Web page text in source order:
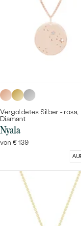
Vergoldetes Silber - rosa,
Diamant
Nyala
von € 139